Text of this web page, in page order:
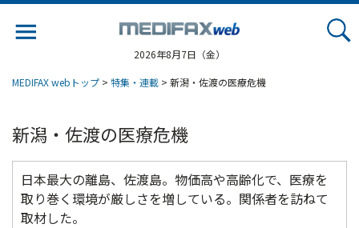
2026年8月7日（金）
MEDIFAX webトップ > 特集・連載 > 新潟・佐渡の医療危機
新潟・佐渡の医療危機
日本最大の離島、佐渡島。物価高や高齢化で、医療を
取り巻く環境が厳しさを増している。関係者を訪ねて
取材した。